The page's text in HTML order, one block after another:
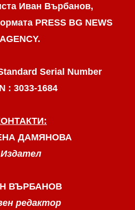
Иван Върбанов,
PRESS BG NEWS
AGENCY.
Serial Number
: 3033-1684
ДАМЯНОВА
Издател
ВЪРБАНОВ
редактор